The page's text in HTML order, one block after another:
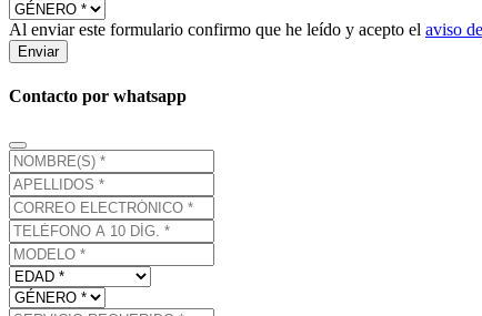
Al enviar este formulario confirmo que he leído y acepto el aviso
Enviar
Contacto por whatsapp